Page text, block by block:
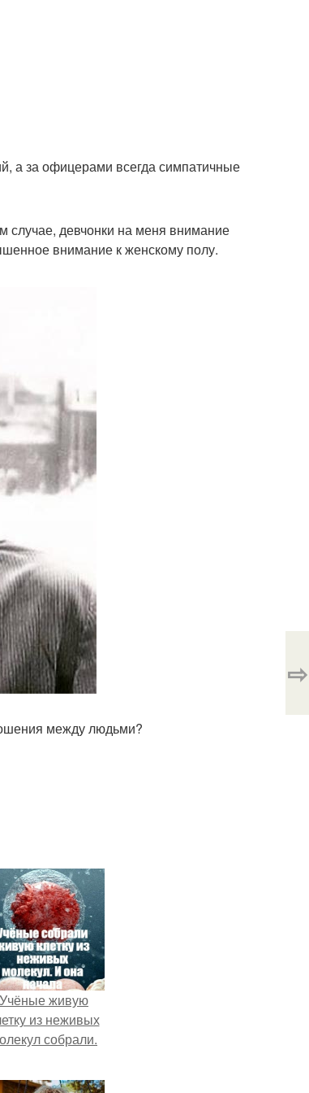
а за офицерами всегда симпатичные
девчонки на меня внимание
внимание к женскому полу.
между людьми?
⇨
Учёные живую
из неживых
собрали.